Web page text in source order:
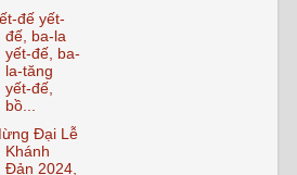
đế yết-
đế, ba-la
yết-đế, ba-
la-tăng
yết-đế,
bồ...
Đại Lễ
Khánh
Đản 2024,